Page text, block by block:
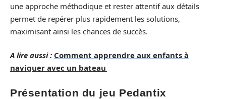
une approche méthodique et rester attentif aux détails
permet de repérer plus rapidement les solutions,
maximisant ainsi les chances de succès.
A lire aussi : Comment apprendre aux enfants à
naviguer avec un bateau
Présentation du jeu Pedantix